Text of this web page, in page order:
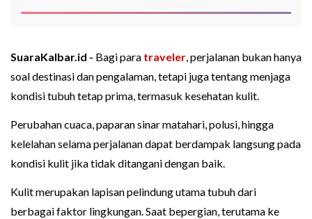
SuaraKalbar.id - Bagi para traveler, perjalanan bukan hanya
soal destinasi dan pengalaman, tetapi juga tentang menjaga
kondisi tubuh tetap prima, termasuk kesehatan kulit.
Perubahan cuaca, paparan sinar matahari, polusi, hingga
kelelahan selama perjalanan dapat berdampak langsung pada
kondisi kulit jika tidak ditangani dengan baik.
Kulit merupakan lapisan pelindung utama tubuh dari
berbagai faktor lingkungan. Saat bepergian, terutama ke